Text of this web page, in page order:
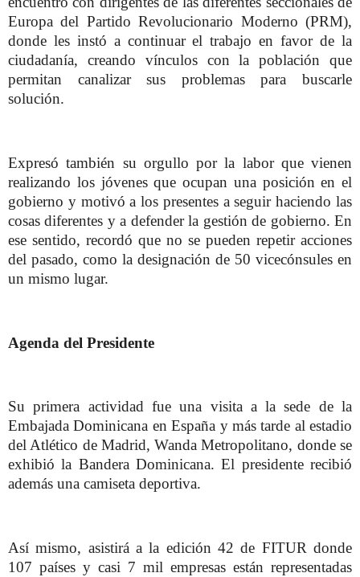
Europa del Partido Revolucionario Moderno (PRM),
donde les instó a continuar el trabajo en favor de la
ciudadanía, creando vínculos con la población que
permitan canalizar sus problemas para buscarle
solución.
Expresó también su orgullo por la labor que vienen
realizando los jóvenes que ocupan una posición en el
gobierno y motivó a los presentes a seguir haciendo las
cosas diferentes y a defender la gestión de gobierno. En
ese sentido, recordó que no se pueden repetir acciones
del pasado, como la designación de 50 vicecónsules en
un mismo lugar.
Agenda del Presidente
Su primera actividad fue una visita a la sede de la
Embajada Dominicana en España y más tarde al estadio
del Atlético de Madrid, Wanda Metropolitano, donde se
exhibió la Bandera Dominicana. El presidente recibió
además una camiseta deportiva.
Así mismo, asistirá a la edición 42 de FITUR donde
107 países y casi 7 mil empresas están representadas